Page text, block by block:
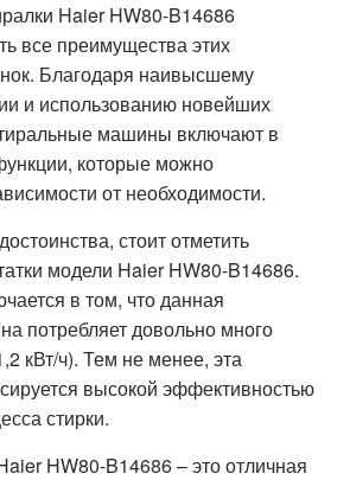
Haier HW80-B14686
все преимущества этих
Благодаря наивысшему
и использованию новейших
машины включают в
которые можно
от необходимости.
стоит отметить
модели Haier HW80-B14686.
в том, что данная
потребляет довольно много
кВт/ч). Тем не менее, эта
высокой эффективностью
стирки.
HW80-B14686 – это отличная